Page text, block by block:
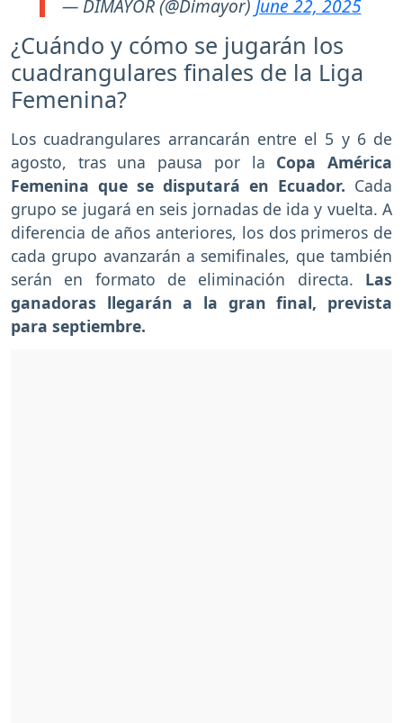
— DIMAYOR (@Dimayor) June 22, 2025
¿Cuándo y cómo se jugarán los
cuadrangulares finales de la Liga
Femenina?
Los cuadrangulares arrancarán entre el 5 y 6 de
agosto, tras una pausa por la Copa América
Femenina que se disputará en Ecuador. Cada
grupo se jugará en seis jornadas de ida y vuelta. A
diferencia de años anteriores, los dos primeros de
cada grupo avanzarán a semifinales, que también
serán en formato de eliminación directa. Las
ganadoras llegarán a la gran final, prevista
para septiembre.